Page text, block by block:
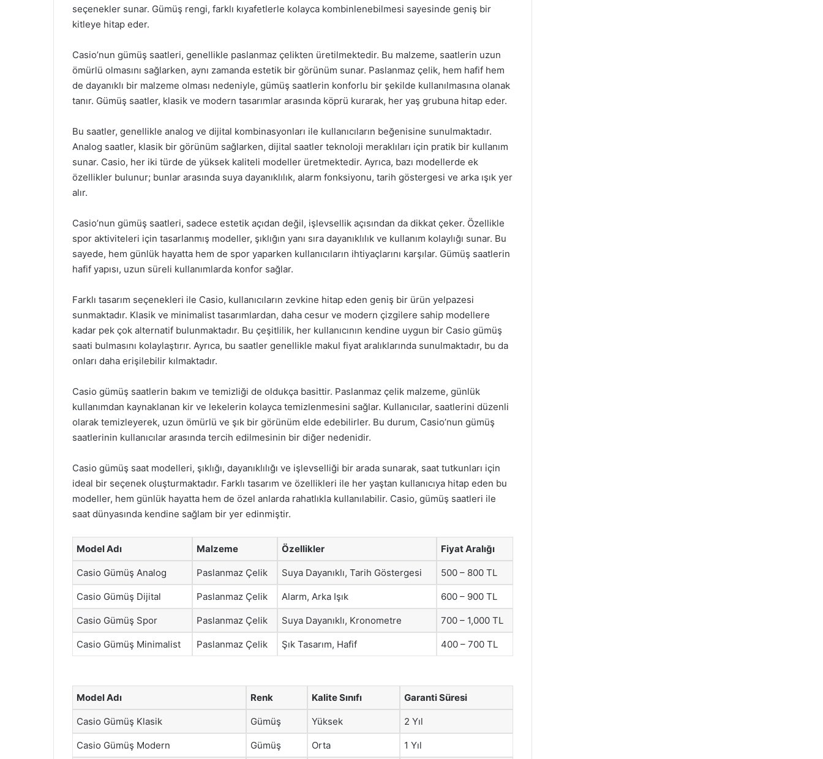
seçenekler sunar. Gümüş rengi, farklı kıyafetlerle kolayca kombinlenebilmesi sayesinde geniş bir
kitleye hitap eder.
Casio’nun gümüş saatleri, genellikle paslanmaz çelikten üretilmektedir. Bu malzeme, saatlerin uzun
ömürlü olmasını sağlarken, aynı zamanda estetik bir görünüm sunar. Paslanmaz çelik, hem hafif hem
de dayanıklı bir malzeme olması nedeniyle, gümüş saatlerin konforlu bir şekilde kullanılmasına olanak
tanır. Gümüş saatler, klasik ve modern tasarımlar arasında köprü kurarak, her yaş grubuna hitap eder.
Bu saatler, genellikle analog ve dijital kombinasyonları ile kullanıcıların beğenisine sunulmaktadır.
Analog saatler, klasik bir görünüm sağlarken, dijital saatler teknoloji meraklıları için pratik bir kullanım
sunar. Casio, her iki türde de yüksek kaliteli modeller üretmektedir. Ayrıca, bazı modellerde ek
özellikler bulunur; bunlar arasında suya dayanıklılık, alarm fonksiyonu, tarih göstergesi ve arka ışık yer
alır.
Casio’nun gümüş saatleri, sadece estetik açıdan değil, işlevsellik açısından da dikkat çeker. Özellikle
spor aktiviteleri için tasarlanmış modeller, şıklığın yanı sıra dayanıklılık ve kullanım kolaylığı sunar. Bu
sayede, hem günlük hayatta hem de spor yaparken kullanıcıların ihtiyaçlarını karşılar. Gümüş saatlerin
hafif yapısı, uzun süreli kullanımlarda konfor sağlar.
Farklı tasarım seçenekleri ile Casio, kullanıcıların zevkine hitap eden geniş bir ürün yelpazesi
sunmaktadır. Klasik ve minimalist tasarımlardan, daha cesur ve modern çizgilere sahip modellere
kadar pek çok alternatif bulunmaktadır. Bu çeşitlilik, her kullanıcının kendine uygun bir Casio gümüş
saati bulmasını kolaylaştırır. Ayrıca, bu saatler genellikle makul fiyat aralıklarında sunulmaktadır, bu da
onları daha erişilebilir kılmaktadır.
Casio gümüş saatlerin bakım ve temizliği de oldukça basittir. Paslanmaz çelik malzeme, günlük
kullanımdan kaynaklanan kir ve lekelerin kolayca temizlenmesini sağlar. Kullanıcılar, saatlerini düzenli
olarak temizleyerek, uzun ömürlü ve şık bir görünüm elde edebilirler. Bu durum, Casio’nun gümüş
saatlerinin kullanıcılar arasında tercih edilmesinin bir diğer nedenidir.
Casio gümüş saat modelleri, şıklığı, dayanıklılığı ve işlevselliği bir arada sunarak, saat tutkunları için
ideal bir seçenek oluşturmaktadır. Farklı tasarım ve özellikleri ile her yaştan kullanıcıya hitap eden bu
modeller, hem günlük hayatta hem de özel anlarda rahatlıkla kullanılabilir. Casio, gümüş saatleri ile
saat dünyasında kendine sağlam bir yer edinmiştir.
Model Adı Malzeme Özellikler Fiyat Aralığı
Casio Gümüş Analog Paslanmaz Çelik Suya Dayanıklı, Tarih Göstergesi 500 – 800 TL
Casio Gümüş Dijital Paslanmaz Çelik Alarm, Arka Işık 600 – 900 TL
Casio Gümüş Spor Paslanmaz Çelik Suya Dayanıklı, Kronometre 700 – 1,000 TL
Casio Gümüş Minimalist Paslanmaz Çelik Şık Tasarım, Hafif 400 – 700 TL
Model Adı Renk Kalite Sınıfı Garanti Süresi
Casio Gümüş Klasik Gümüş Yüksek 2 Yıl
Casio Gümüş Modern Gümüş Orta 1 Yıl